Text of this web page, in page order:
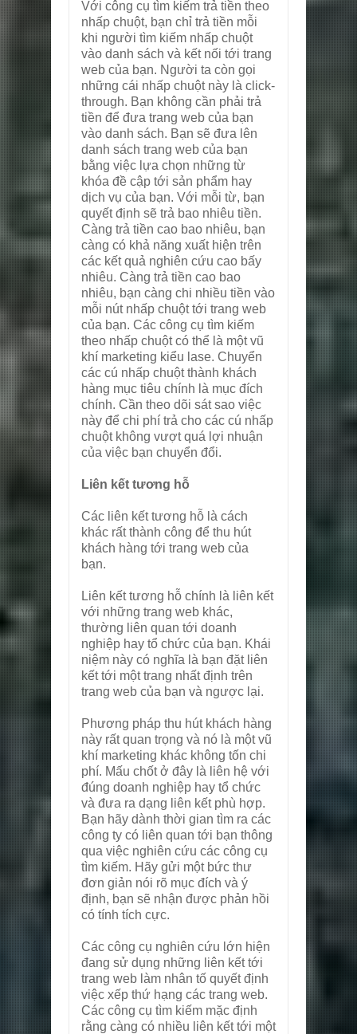
Với công cụ tìm kiếm trả tiền theo
nhấp chuột, bạn chỉ trả tiền mỗi
khi người tìm kiếm nhấp chuột
vào danh sách và kết nối tới trang
web của bạn. Người ta còn gọi
những cái nhấp chuột này là click-
through. Bạn không cần phải trả
tiền để đưa trang web của bạn
vào danh sách. Bạn sẽ đưa lên
danh sách trang web của bạn
bằng việc lựa chọn những từ
khóa đề cập tới sản phẩm hay
dịch vụ của bạn. Với mỗi từ, bạn
quyết định sẽ trả bao nhiêu tiền.
Càng trả tiền cao bao nhiêu, bạn
càng có khả năng xuất hiện trên
các kết quả nghiên cứu cao bấy
nhiêu. Càng trả tiền cao bao
nhiêu, bạn càng chi nhiều tiền vào
mỗi nút nhấp chuột tới trang web
của bạn. Các công cụ tìm kiếm
theo nhấp chuột có thể là một vũ
khí marketing kiểu lase. Chuyển
các cú nhấp chuột thành khách
hàng mục tiêu chính là mục đích
chính. Cần theo dõi sát sao việc
này để chi phí trả cho các cú nhấp
chuột không vượt quá lợi nhuận
của việc bạn chuyển đổi.
Liên kết tương hỗ
Các liên kết tương hỗ là cách
khác rất thành công để thu hút
khách hàng tới trang web của
bạn.
Liên kết tương hỗ chính là liên kết
với những trang web khác,
thường liên quan tới doanh
nghiệp hay tổ chức của bạn. Khái
niệm này có nghĩa là bạn đặt liên
kết tới một trang nhất định trên
trang web của bạn và ngược lại.
Phương pháp thu hút khách hàng
này rất quan trọng và nó là một vũ
khí marketing khác không tốn chi
phí. Mấu chốt ở đây là liên hệ với
đúng doanh nghiệp hay tổ chức
và đưa ra dạng liên kết phù hợp.
Bạn hãy dành thời gian tìm ra các
công ty có liên quan tới bạn thông
qua việc nghiên cứu các công cụ
tìm kiếm. Hãy gửi một bức thư
đơn giản nói rõ mục đích và ý
định, bạn sẽ nhận được phản hồi
có tính tích cực.
Các công cụ nghiên cứu lớn hiện
đang sử dụng những liên kết tới
trang web làm nhân tố quyết định
việc xếp thứ hạng các trang web.
Các công cụ tìm kiếm mặc định
rằng càng có nhiều liên kết tới một